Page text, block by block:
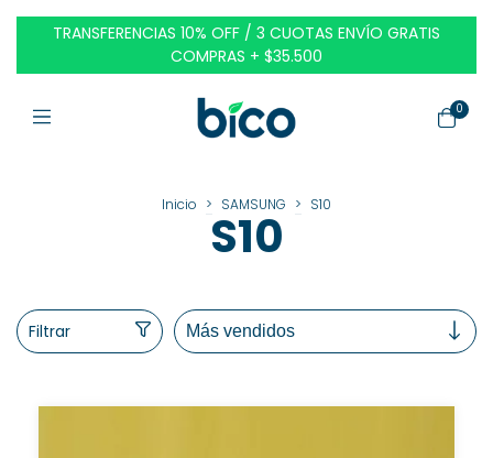
TRANSFERENCIAS 10% OFF / 3 CUOTAS ENVÍO GRATIS
COMPRAS + $35.500
0
Inicio > SAMSUNG > S10
S10
Filtrar